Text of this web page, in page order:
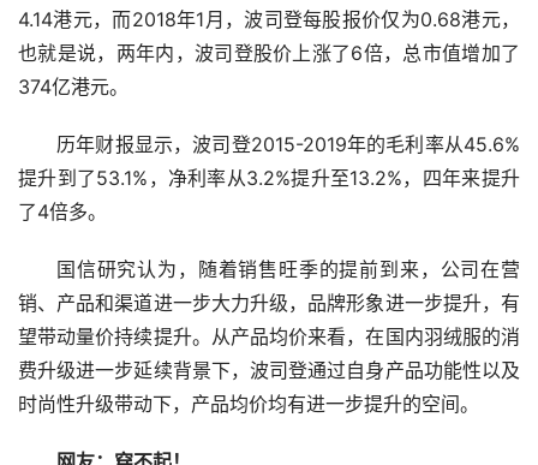
4.14港元，而2018年1月，波司登每股报价仅为0.68港元，
也就是说，两年内，波司登股价上涨了6倍，总市值增加了
374亿港元。
历年财报显示，波司登2015-2019年的毛利率从45.6%
提升到了53.1%，净利率从3.2%提升至13.2%，四年来提升
了4倍多。
国信研究认为，随着销售旺季的提前到来，公司在营
销、产品和渠道进一步大力升级，品牌形象进一步提升，有
望带动量价持续提升。从产品均价来看，在国内羽绒服的消
费升级进一步延续背景下，波司登通过自身产品功能性以及
时尚性升级带动下，产品均价均有进一步提升的空间。